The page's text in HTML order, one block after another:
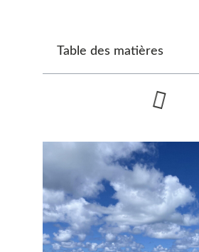
Table des matières